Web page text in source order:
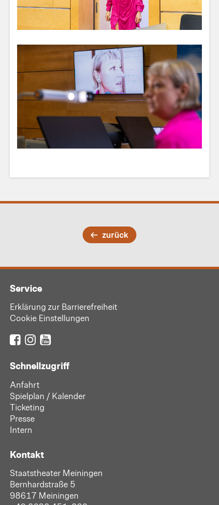
zurück
Service
Erklärung zur Barrierefreiheit
Cookie Einstellungen
Schnellzugriff
Anfahrt
Spielplan / Kalender
Ticketing
Presse
Intern
Kontakt
Staatstheater Meiningen
Bernhardstraße 5
98617 Meiningen